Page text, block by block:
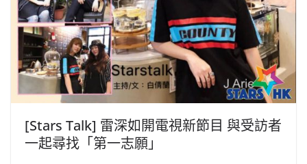
[Stars Talk] 雷深如開電視新節目 與受訪者
一起尋找「第一志願」